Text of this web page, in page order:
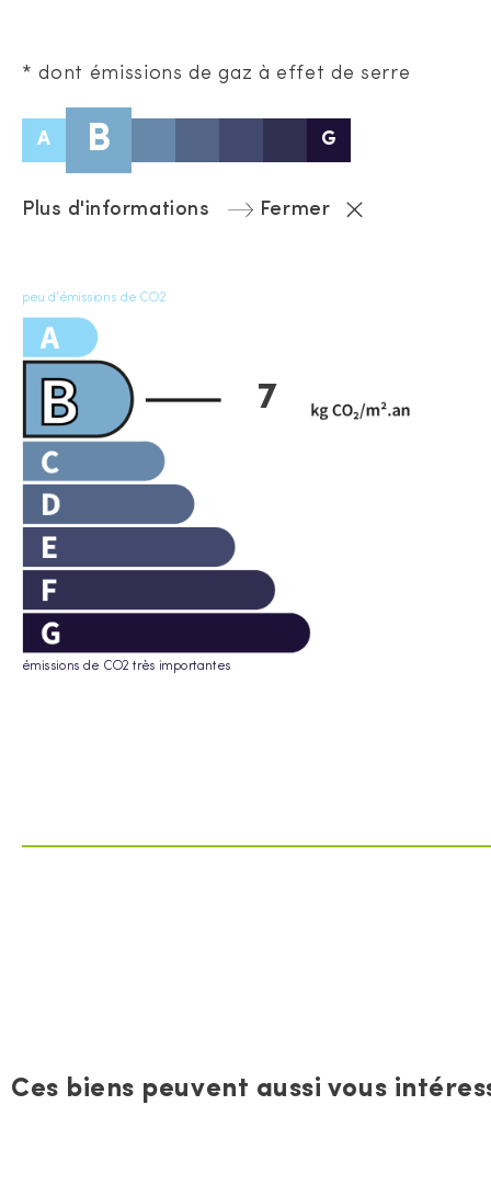
* dont émissions de gaz à effet de serre
A B G
Plus d'informations Fermer
peu d'émissions de CO2
émissions de CO2 très importantes
7
Ces biens peuvent aussi vous